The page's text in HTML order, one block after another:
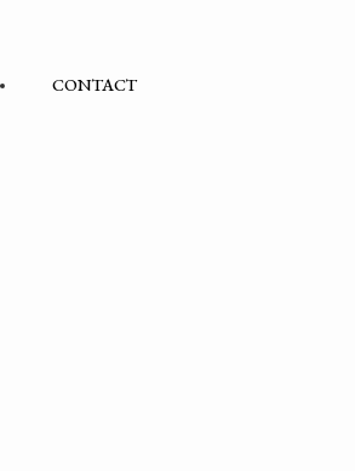
CONTACT